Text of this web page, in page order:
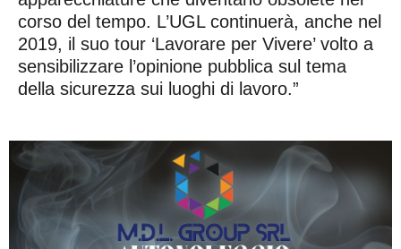
corso del tempo. L’UGL continuerà, anche nel
2019, il suo tour ‘Lavorare per Vivere’ volto a
sensibilizzare l’opinione pubblica sul tema
della sicurezza sui luoghi di lavoro.”